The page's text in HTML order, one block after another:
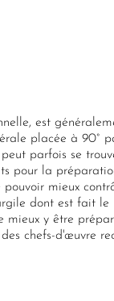
est
placée à 90°
parfois se
pour la
mieux
dont est fait le
y être
chefs-d'œuvre